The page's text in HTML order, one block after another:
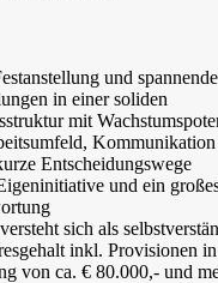
und spannende
in einer soliden
mit
Entscheidungswege
und ein
sich als
inkl. Provisionen
von ca. € 80.000,- und